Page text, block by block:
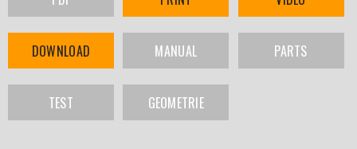
DOWNLOAD MANUAL PARTS
TEST GEOMETRIE